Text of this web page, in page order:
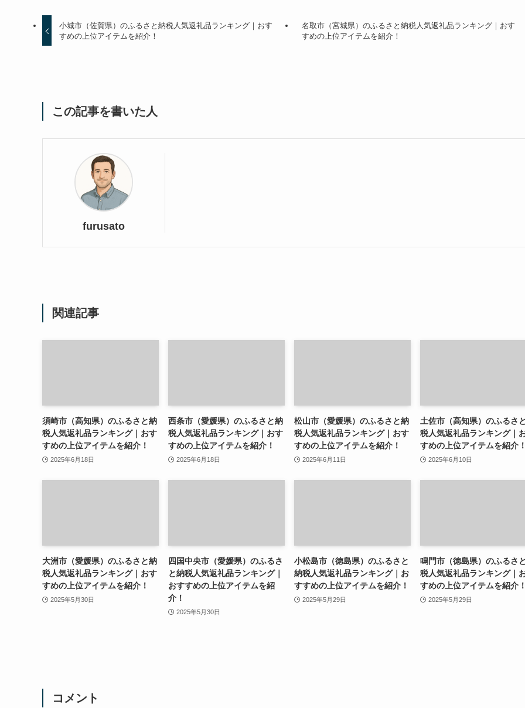
小城市（佐賀県）のふるさと納税人気返礼品ランキング｜おす
すめの上位アイテムを紹介！
名取市（宮城県）のふるさと納税人気返礼品ランキング｜おす
すめの上位アイテムを紹介！
この記事を書いた人
furusato
関連記事
須崎市（高知県）のふるさと納
税人気返礼品ランキング｜おす
すめの上位アイテムを紹介！
2025年6月18日
西条市（愛媛県）のふるさと納
税人気返礼品ランキング｜おす
すめの上位アイテムを紹介！
2025年6月18日
松山市（愛媛県）のふるさと納
税人気返礼品ランキング｜おす
すめの上位アイテムを紹介！
2025年6月11日
土佐市（高知県）のふるさ
税人気返礼品ランキング｜
すめの上位アイテムを紹介
2025年6月10日
大洲市（愛媛県）のふるさと納
税人気返礼品ランキング｜おす
すめの上位アイテムを紹介！
2025年5月30日
四国中央市（愛媛県）のふるさ
と納税人気返礼品ランキング｜
おすすめの上位アイテムを紹
介！
2025年5月30日
小松島市（徳島県）のふるさと
納税人気返礼品ランキング｜お
すすめの上位アイテムを紹介！
2025年5月29日
鳴門市（徳島県）のふるさ
税人気返礼品ランキング｜
すめの上位アイテムを紹介
2025年5月29日
コメント